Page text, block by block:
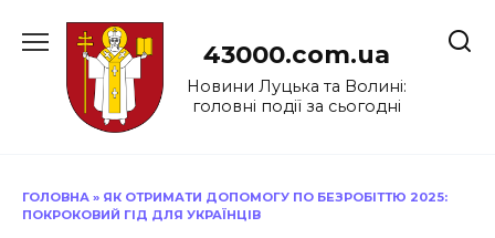
до
43000.com.ua
Новини Луцька та Волині:
головні події за сьогодні
ГОЛОВНА » ЯК ОТРИМАТИ ДОПОМОГУ ПО БЕЗРОБІТТЮ 2025:
ПОКРОКОВИЙ ГІД ДЛЯ УКРАЇНЦІВ